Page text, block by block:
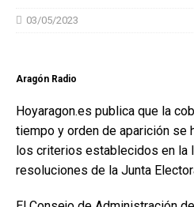
03/05/2023
Aragón Radio
Hoyaragon.es publica que la
tiempo y orden de aparición se
los criterios establecidos en la
resoluciones de la Junta